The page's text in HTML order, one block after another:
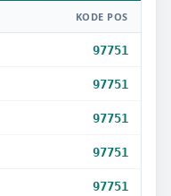
KODE POS
97751
97751
97751
97751
97751